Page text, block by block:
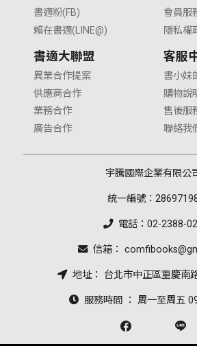
書適粉(FB)
賴在書適(LINE@)
會員服
隱私權
書適大聯盟
異業合作提案
供應商合作
業務合作
廣告合作
客服
書小妹
購物說
售後服
聯絡我
宇騰國際企業有限公
統一編號：
電話：02-2388-
信箱：
地址： 台北市中正區重慶南
服務時間 ： 周一至周五